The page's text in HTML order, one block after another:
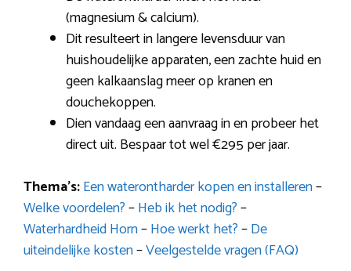
(magnesium & calcium).
Dit resulteert in langere levensduur van
huishoudelijke apparaten, een zachte huid en
geen kalkaanslag meer op kranen en
douchekoppen.
Dien vandaag een aanvraag in en probeer het
direct uit. Bespaar tot wel €295 per jaar.
Thema’s:Een waterontharder kopen en installeren–
Welke voordelen?–Heb ik het nodig?–
Waterhardheid Horn–Hoe werkt het?–De
uiteindelijke kosten–Veelgestelde vragen (FAQ)